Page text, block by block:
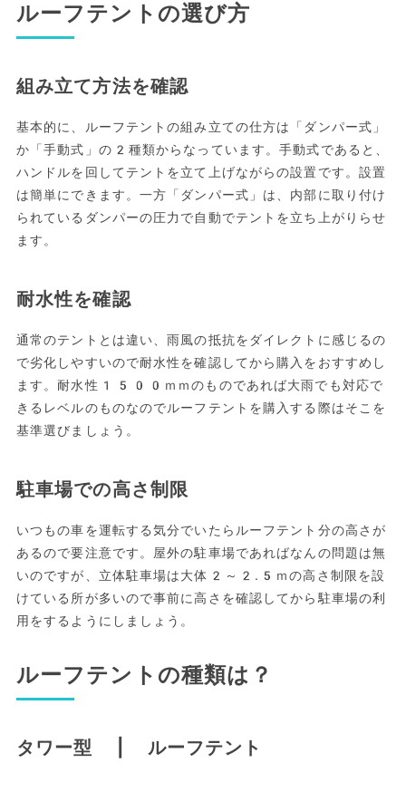
ルーフテントの選び方
組み立て方法を確認
基本的に、ルーフテントの組み立ての仕方は「ダンパー式」
か「手動式」の2種類からなっています。手動式であると、
ハンドルを回してテントを立て上げながらの設置です。設置
は簡単にできます。一方「ダンパー式」は、内部に取り付け
られているダンパーの圧力で自動でテントを立ち上がりらせ
ます。
耐水性を確認
通常のテントとは違い、雨風の抵抗をダイレクトに感じるの
で劣化しやすいので耐水性を確認してから購入をおすすめし
ます。耐水性1500ｍｍのものであれば大雨でも対応で
きるレベルのものなのでルーフテントを購入する際はそこを
基準選びましょう。
駐車場での高さ制限
いつもの車を運転する気分でいたらルーフテント分の高さが
あるので要注意です。屋外の駐車場であればなんの問題は無
いのですが、立体駐車場は大体2～2.5ｍの高さ制限を設
けている所が多いので事前に高さを確認してから駐車場の利
用をするようにしましょう。
ルーフテントの種類は？
タワー型 | ルーフテント